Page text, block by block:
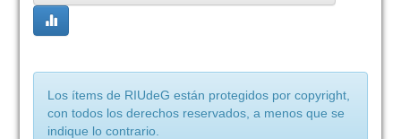
Los ítems de RIUdeG están protegidos por copyright,
con todos los derechos reservados, a menos que se
indique lo contrario.